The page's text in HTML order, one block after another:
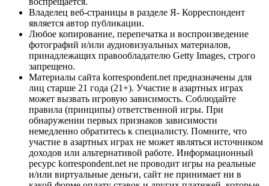
Владелец веб-страницы в разделе Я- Корреспондент
является автор публикации.
Любое копирование, перепечатка и воспроизведение
фотографий и/или аудиовизуальных материалов,
принадлежащих правообладателю Getty Images, строго
запрещено.
Материалы сайта korrespondent.net предназначены для
лиц старше 21 года (21+). Участие в азартных играх
может вызвать игровую зависимость. Соблюдайте
правила (принципы) ответственной игры. При
обнаружении первых признаков зависимости
немедленно обратитесь к специалисту. Помните, что
участие в азартных играх не может являться источником
доходов или альтернативой работе. Информационный
ресурс korrespondent.net не проводит игры на реальные
и/или виртуальные деньги, сайт не принимает ни в